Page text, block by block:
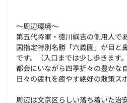
～周辺環境～
第五代将軍・徳川綱吉の側用人で
国指定特別名勝「六義園」が目と
です。（入口までは少し歩きます。
都会にいながら四季折々の豊かな
日々の疲れを癒やす絶好の散策ス
周辺は文京区らしい落ち着いた治